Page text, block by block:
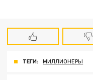
ТЕГИ: МИЛЛИОНЕРЫ